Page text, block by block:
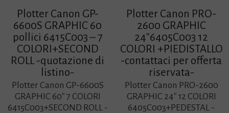
Plotter Canon GP-
6600S GRAPHIC 60
pollici 6415C003 – 7
COLORI+SECOND
ROLL -quotazione di
listino-
Plotter Canon GP-6600S
GRAPHIC 60″ 7 COLORI
6415C003+SECOND ROLL -
Plotter Canon PRO-
2600 GRAPHIC
24″6405C003 12
COLORI +PIEDISTALLO
-contattaci per offerta
riservata-
Plotter Canon PRO-2600
GRAPHIC 24″ 12 COLORI
6405C003+PEDESTAL -